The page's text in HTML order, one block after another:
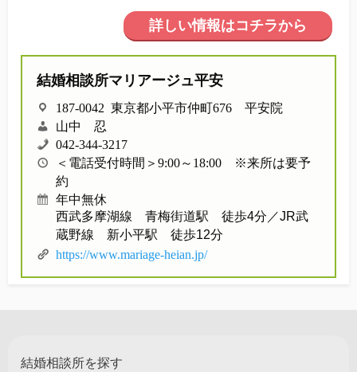
お金のこと
会社概要
一般のよくある質問
相談室からのよくある質問
詳しい情報はコチラから
結婚相談所マリアージュ平安
187-0042 東京都小平市仲町676 平安院
山中 忍
042-344-3217
＜電話受付時間＞9:00～18:00 ※来所は要予
約
年中無休
西武多摩湖線 青梅街道駅 徒歩4分／JR武
蔵野線 新小平駅 徒歩12分
https://www.mariage-heian.jp/
結婚相談所を探す